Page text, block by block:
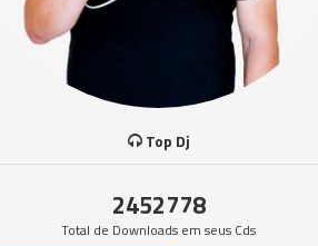
Top Dj
2452778
Total de Downloads em seus Cds